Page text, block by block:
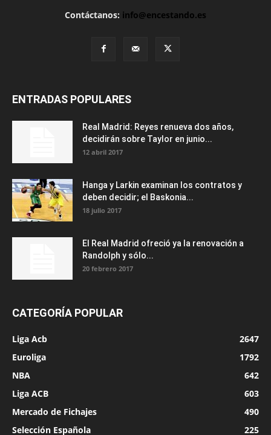
Contáctanos: info@encestando.es
ENTRADAS POPULARES
Real Madrid: Reyes renueva dos años,
decidirán sobre Taylor en junio...
12 abril 2017
Hanga y Larkin examinan los contratos y
deben decidir; el Baskonia...
18 julio 2017
El Real Madrid ofreció ya la renovación a
Randolph y sólo...
20 febrero 2017
CATEGORÍA POPULAR
Liga Acb
2647
Euroliga
1792
NBA
642
Liga ACB
603
Mercado de Fichajes
490
Selección Española
225